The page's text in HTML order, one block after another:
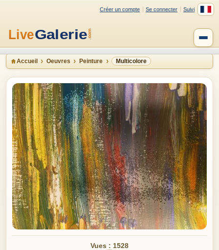
Créer un compte Se connecter Suivi
Accueil Oeuvres Peinture Multicolore
Vues : 1528